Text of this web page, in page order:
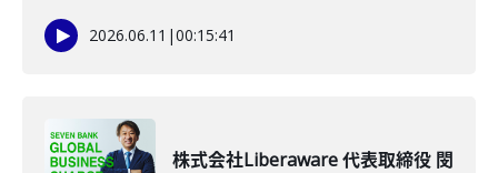
2026.06.11 |00:15:41
株式会社Liberaware 代表取締役 閔